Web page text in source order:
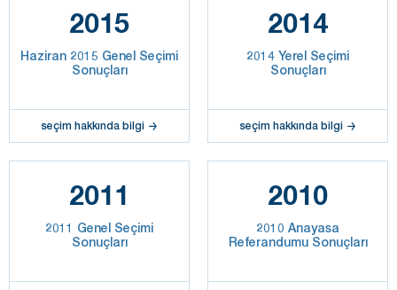
2015
Haziran 2015 Genel Seçimi
Sonuçları
seçim hakkında bilgi
2014
2014 Yerel Seçimi
Sonuçları
seçim hakkında bilgi
2011
2011 Genel Seçimi
Sonuçları
2010
2010 Anayasa
Referandumu Sonuçları